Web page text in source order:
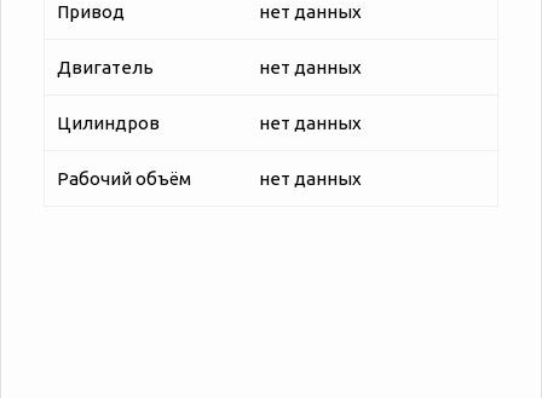
Привод нет данных
Двигатель нет данных
Цилиндров нет данных
Рабочий объём нет данных